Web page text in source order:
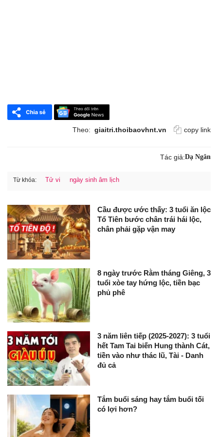
Theo: giaitri.thoibaovhnt.vn copy link
Tác giả:Dạ Ngân
Từ khóa: Tử vi ngày sinh âm lịch
Cầu được ước thấy: 3 tuổi ăn lộc
Tổ Tiên bước chân trái hái lộc,
chân phải gặp vận may
8 ngày trước Rằm tháng Giêng, 3
tuổi xòe tay hứng lộc, tiền bạc
phủ phê
3 năm liên tiếp (2025-2027): 3 tuổi
hết Tam Tai biến Hung thành Cát,
tiền vào như thác lũ, Tài - Danh
đủ cả
Tắm buổi sáng hay tắm buổi tối
có lợi hơn?